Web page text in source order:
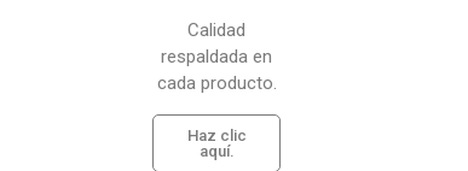
Calidad
respaldada en
cada producto.
Haz clic
aquí.